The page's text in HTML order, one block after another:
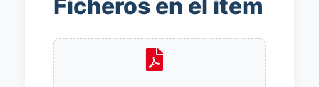
Ficheros en el ítem